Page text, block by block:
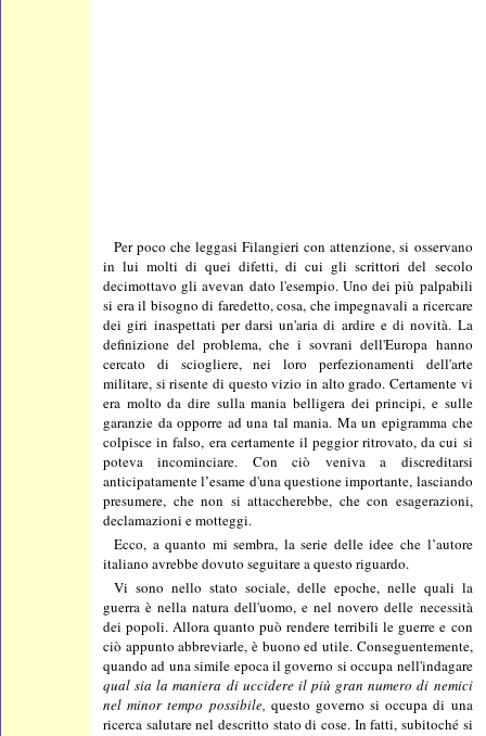
Per poco che leggasi Filangieri con attenzione, si osservano
in lui molti di quei difetti, di cui gli scrittori del secolo
decimottavo gli avevan dato l'esempio. Uno dei più palpabili
si era il bisogno di faredetto, cosa, che impegnavali a ricercare
dei giri inaspettati per darsi un'aria di ardire e di novità. La
definizione del problema, che i sovrani dell'Europa hanno
cercato di sciogliere, nei loro perfezionamenti dell'arte
militare, si risente di questo vizio in alto grado. Certamente vi
era molto da dire sulla mania belligera dei principi, e sulle
garanzie da opporre ad una tal mania. Ma un epigramma che
colpisce in falso, era certamente il peggior ritrovato, da cui si
poteva incominciare. Con ciò veniva a discreditarsi
anticipatamente l’esame d'una questione importante, lasciando
presumere, che non si attaccherebbe, che con esagerazioni,
declamazioni e motteggi.
Ecco, a quanto mi sembra, la serie delle idee che l’autore
italiano avrebbe dovuto seguitare a questo riguardo.
Vi sono nello stato sociale, delle epoche, nelle quali la
guerra è nella natura dell'uomo, e nel novero delle necessità
dei popoli. Allora quanto può rendere terribili le guerre e con
ciò appunto abbreviarle, è buono ed utile. Conseguentemente,
quando ad una simile epoca il governo si occupa nell'indagare
qual sia la maniera di uccidere il più gran numero di nemici
nel minor tempo possibile, questo governo si occupa di una
ricerca salutare nel descritto stato di cose. In fatti, subitoché si